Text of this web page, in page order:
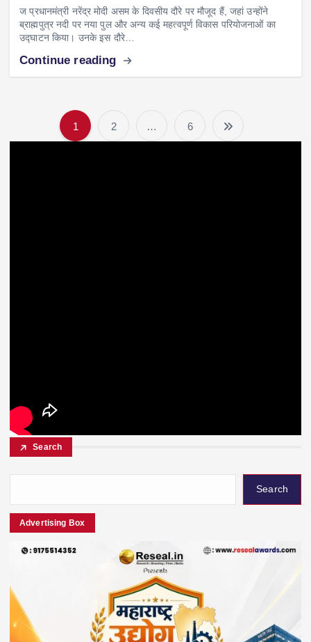
ज प्रधानमंत्री नरेंद्र मोदी असम के दिवसीय दौरे पर मौजूद हैं, जहां उन्होंने
ब्राह्मपुत्र नदी पर नया पुल और अन्य कई महत्वपूर्ण विकास परियोजनाओं का
उद्घाटन किया। उनके इस दौरे…
Continue reading
1 2 … 6
Search
Search
Advertising Box